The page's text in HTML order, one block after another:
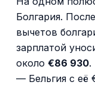
Болгария.
вычетов
зарплатой
около€86 930.
— Бельгия с её